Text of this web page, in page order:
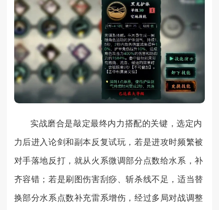
实战磨合是敲定最终内力搭配的关键，选定内
力后进入论剑和副本反复试玩，若是进攻时频繁被
对手落地反打，就从火系微调部分点数给水系，补
齐容错；若是刷图伤害刮痧、斩杀线不足，适当替
换部分水系点数补充雷系增伤，经过多局对战调整